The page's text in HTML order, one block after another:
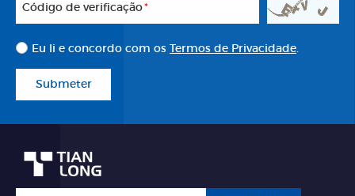
Código de verificação*
Eu li e concordo com os Termos de Privacidade
Submeter